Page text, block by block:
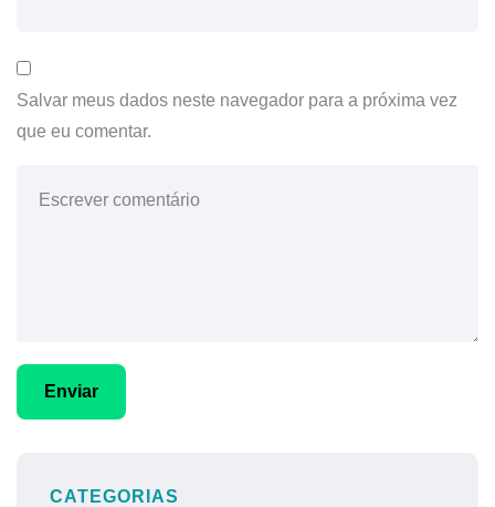
Salvar meus dados neste navegador para a próxima vez
que eu comentar.
CATEGORIAS